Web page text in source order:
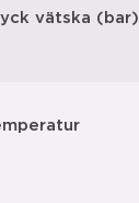
vätska (bar)